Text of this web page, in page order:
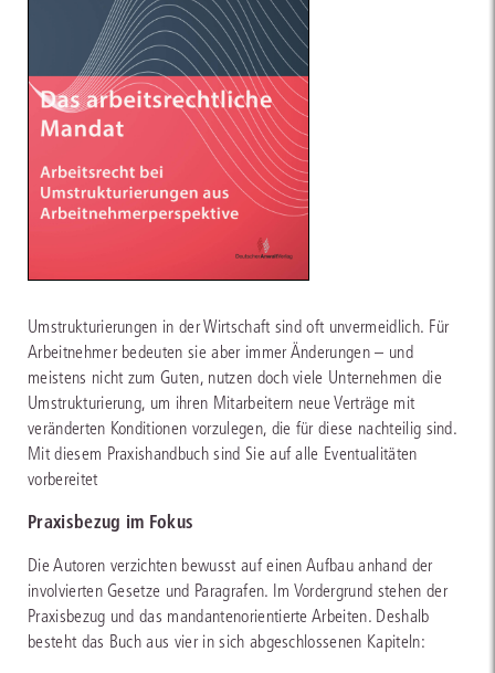
Umstrukturierungen in der Wirtschaft sind oft unvermeidlich. Für
Arbeitnehmer bedeuten sie aber immer Änderungen – und
meistens nicht zum Guten, nutzen doch viele Unternehmen die
Umstrukturierung, um ihren Mitarbeitern neue Verträge mit
veränderten Konditionen vorzulegen, die für diese nachteilig sind.
Mit diesem Praxishandbuch sind Sie auf alle Eventualitäten
vorbereitet
Praxisbezug im Fokus
Die Autoren verzichten bewusst auf einen Aufbau anhand der
involvierten Gesetze und Paragrafen. Im Vordergrund stehen der
Praxisbezug und das mandantenorientierte Arbeiten. Deshalb
besteht das Buch aus vier in sich abgeschlossenen Kapiteln: